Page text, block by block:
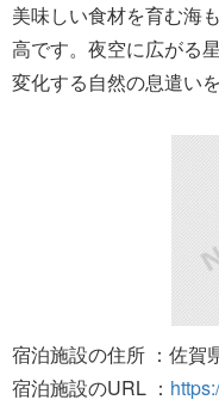
美味しい食材を育む海
高です。夜空に広がる
変化する自然の息遣い
宿泊施設の住所 ：佐賀
宿泊施設のURL ：